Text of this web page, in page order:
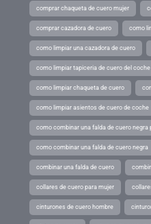
comprar chaqueta de cuero mujer
comprar cazadora de cuero como
como limpiar una cazadora de cuero
como limpiar tapiceria de cuero del coche
como limpiar chaqueta de cuero
como limpiar asientos de cuero de coche
como combinar una falda de cuero negra
como combinar una falda de cuero negra
combinar una falda de cuero
collares de cuero para mujer
cinturones de cuero hombre